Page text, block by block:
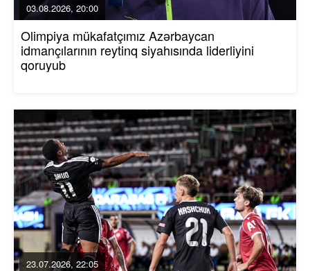
03.08.2026, 20:00
Olimpiya mükafatçımız Azərbaycan
idmançılarının reytinq siyahısında liderliyini
qoruyub
23.07.2026, 22:05